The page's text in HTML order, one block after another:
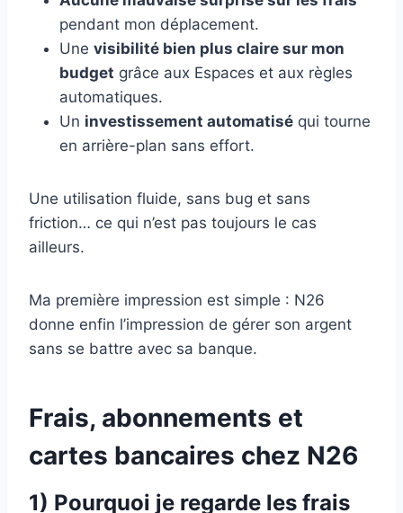
pendant mon déplacement.
Une visibilité bien plus claire sur mon
budget grâce aux Espaces et aux règles
automatiques.
Un investissement automatisé qui tourne
en arrière-plan sans effort.
Une utilisation fluide, sans bug et sans
friction… ce qui n’est pas toujours le cas
ailleurs.
Ma première impression est simple : N26
donne enfin l’impression de gérer son argent
sans se battre avec sa banque.
Frais, abonnements et
cartes bancaires chez N26
1) Pourquoi je regarde les frais